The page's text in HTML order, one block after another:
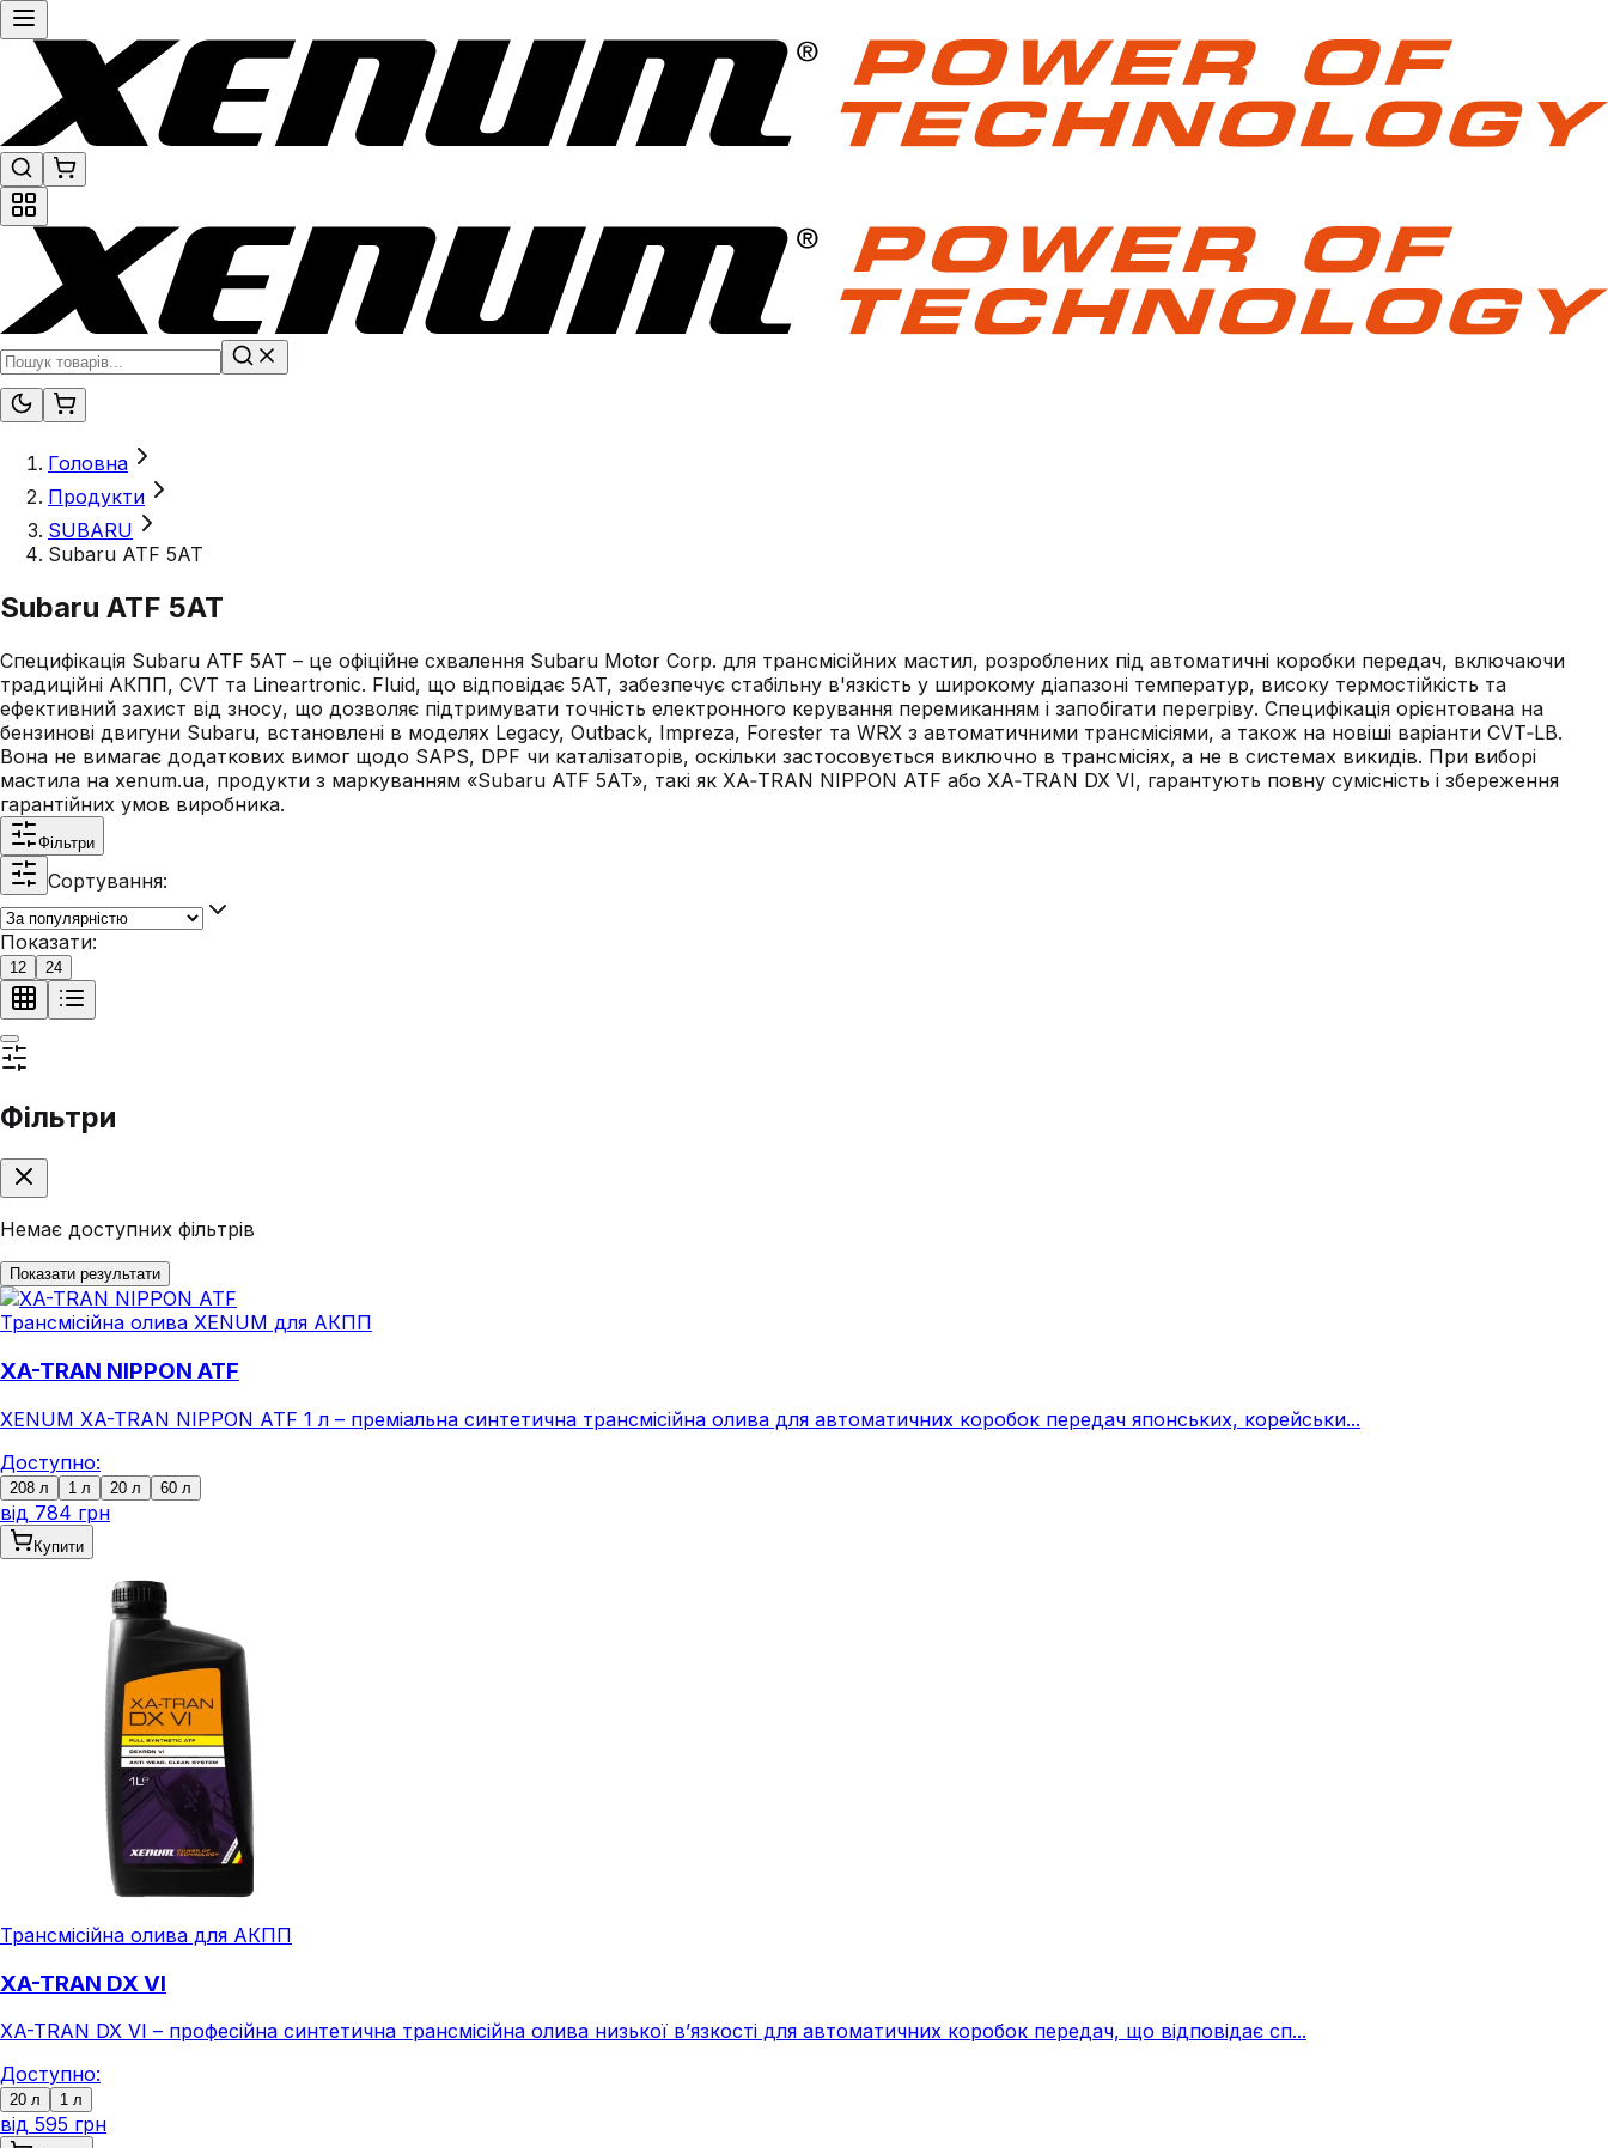
Головна
Продукти
SUBARU
Subaru ATF 5AT
Subaru ATF 5AT
Специфікація Subaru ATF 5AT – це офіційне схвалення Subaru Motor Corp. для трансмісійних мастил, розроблених під автоматичні коробки передач, включаючи
традиційні АКПП, CVT та Lineartronic. Fluid, що відповідає 5AT, забезпечує стабільну в'язкість у широкому діапазоні температур, високу термостійкість та
ефективний захист від зносу, що дозволяє підтримувати точність електронного керування перемиканням і запобігати перегріву. Специфікація орієнтована на
бензинові двигуни Subaru, встановлені в моделях Legacy, Outback, Impreza, Forester та WRX з автоматичними трансмісіями, а також на новіші варіанти CVT‑LВ.
Вона не вимагає додаткових вимог щодо SAPS, DPF чи каталізаторів, оскільки застосовується виключно в трансмісіях, а не в системах викидів. При виборі
мастила на xenum.ua, продукти з маркуванням «Subaru ATF 5AT», такі як XA‑TRAN NIPPON ATF або XA‑TRAN DX VI, гарантують повну сумісність і збереження
гарантійних умов виробника.
Фільтри
Сортування:
Показати:
12 24
Фільтри
Немає доступних фільтрів
Показати результати
Трансмісійна олива XENUM для АКПП
XA-TRAN NIPPON ATF
XENUM XA-TRAN NIPPON ATF 1 л – преміальна синтетична трансмісійна олива для автоматичних коробок передач японських, корейськи...
Доступно:
208 л 1 л 20 л 60 л
від 784 грн
Купити
Трансмісійна олива для АКПП
XA-TRAN DX VI
XA-TRAN DX VI – професійна синтетична трансмісійна олива низької в’язкості для автоматичних коробок передач, що відповідає сп...
Доступно:
20 л 1 л
від 595 грн